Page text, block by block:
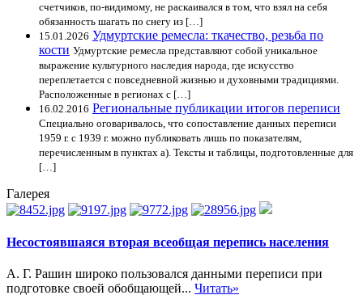
счетчиков, по-видимому, не раскаивался в том, что взял на себя
обязанность шагать по снегу из […]
15.01.2026 Удмуртские ремесла: ткачество, резьба по
кости Удмуртские ремесла представляют собой уникальное
выражение культурного наследия народа, где искусство
переплетается с повседневной жизнью и духовными традициями.
Расположенные в регионах с […]
16.02.2016 Региональные публикации итогов переписи
Специально оговаривалось, что сопоставление данных переписи
1959 г. с 1939 г. можно публиковать лишь по показателям,
перечисленным в пунктах а). Тексты и таблицы, подготовленные для
[…]
Галерея
Несостоявшаяся вторая всеобщая перепись населения
А. Г. Рашин широко пользовался данными переписи при
подготовке своей обобщающей... Читать»